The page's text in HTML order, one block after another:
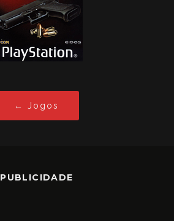
← Jogos
PUBLICIDADE